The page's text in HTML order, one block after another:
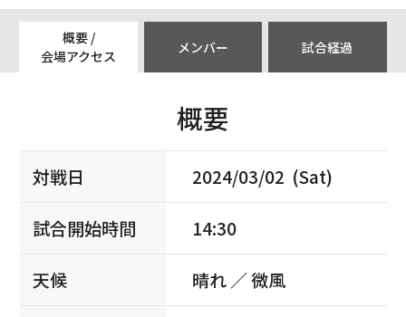
概要 /
会場アクセス
メンバー 試合経過
概要
対戦日 2024/03/02 (Sat)
試合開始時間 14:30
天候 晴れ ／ 微風